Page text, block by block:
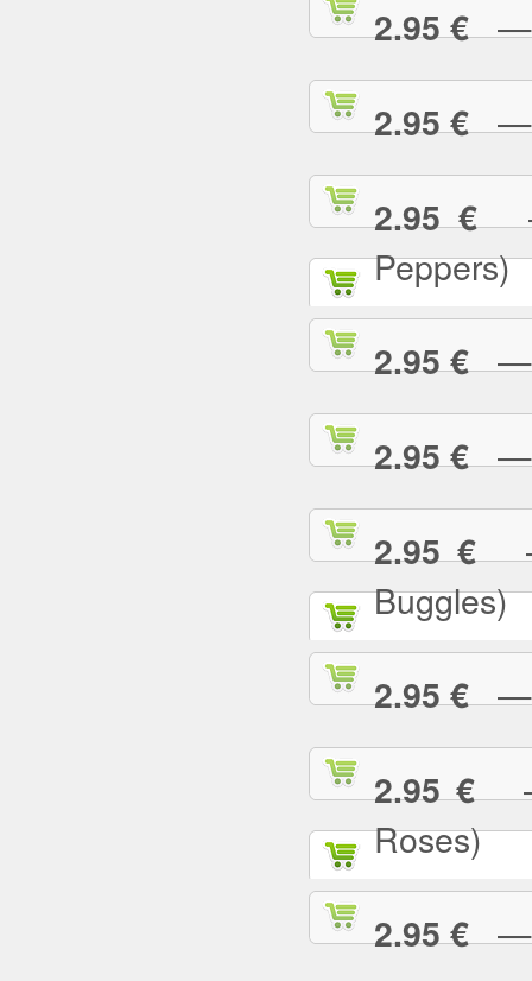
2.95 €—
2.95 €—
2.95 €—
Peppers)
2.95 €—
2.95 €—
2.95 €—
Buggles)
2.95 €—
2.95 €—
Roses)
2.95 €—